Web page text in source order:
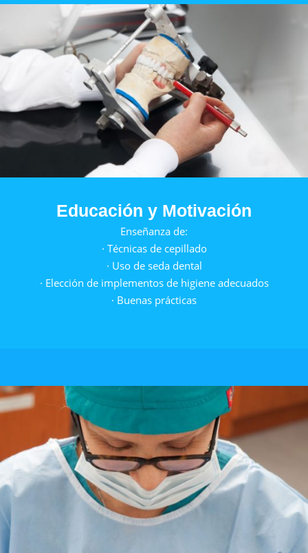
Educación y Motivación
Enseñanza de:
· Técnicas de cepillado
· Uso de seda dental
· Elección de implementos de higiene adecuados
· Buenas prácticas